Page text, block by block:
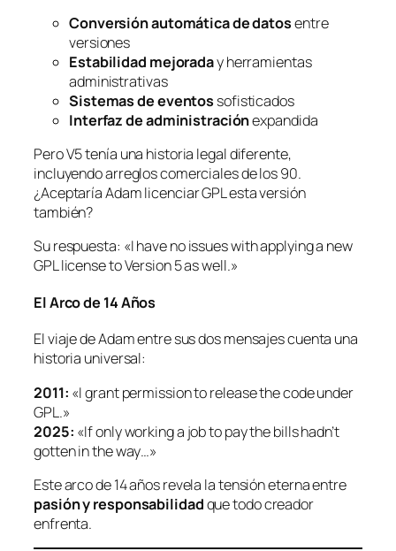
Conversión automática de datosentre
versiones
Estabilidad mejoraday herramientas
administrativas
Sistemas de eventos sofisticados
Interfaz de administraciónexpandida
Pero V5 tenía una historia legal diferente,
incluyendo arreglos comerciales de los 90.
¿Aceptaría Adam licenciar GPL esta versión
también?
Su respuesta: «I have no issues with applying a new
GPL license to Version 5 as well.»
El Arco de 14 Años
El viaje de Adam entre sus dos mensajes cuenta una
historia universal:
2011: «I grant permission to release the code under
GPL.»
2025: «If only working a job to pay the bills hadn’t
gotten in the way…»
Este arco de 14 años revela la tensión eterna entre
pasión y responsabilidadque todo creador
enfrenta.